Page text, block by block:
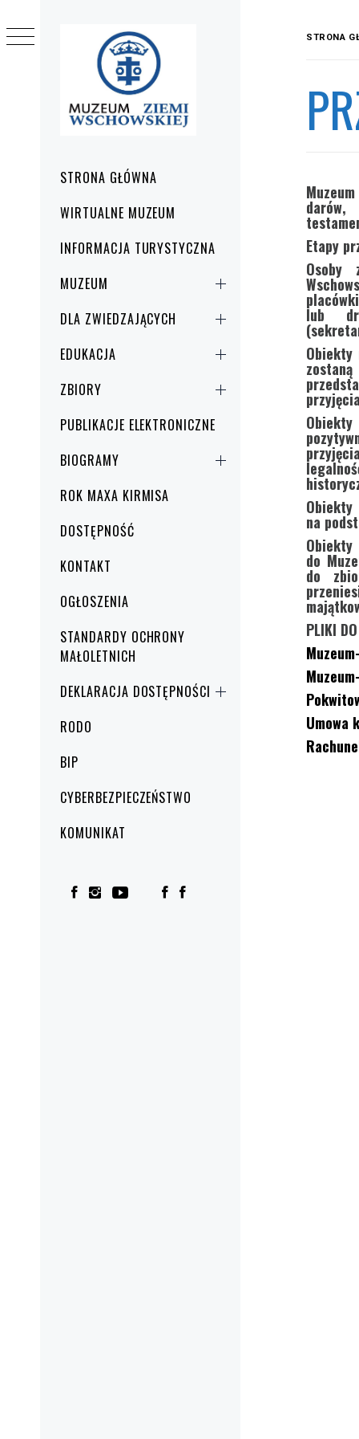
główneSTRONA GŁÓWNA
WIRTUALNE MUZEUM
INFORMACJA TURYSTYCZNA
MUZEUM
DLA ZWIEDZAJĄCYCH
EDUKACJA
ZBIORY
PUBLIKACJE ELEKTRONICZNE
BIOGRAMY
ROK MAXA KIRMISA
DOSTĘPNOŚĆ
KONTAKT
OGŁOSZENIA
STANDARDY OCHRONY
MAŁOLETNICH
DEKLARACJA DOSTĘPNOŚCI
RODO
BIP
CYBERBEZPIECZEŃSTWO
KOMUNIKAT
STRONA
darów,
Etapy
Osoby
lub
Obiekty
na
do
do
PLIKI
Umowa